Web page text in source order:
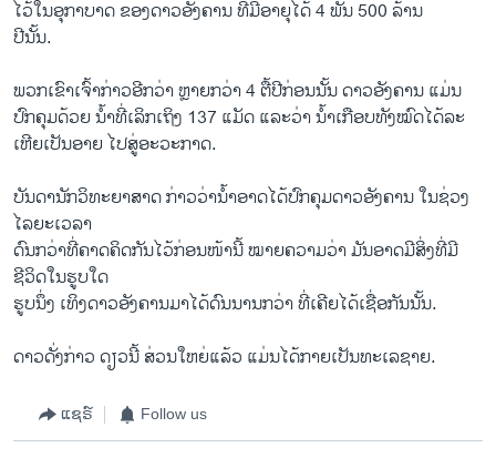
ໄວ້​ໃນອຸ​ກາ​ບາດ​ ຂອງ​ດາວ​ອັງຄານ ທີ່​ມີ​ອາຍຸ​ໄດ້ 4 ພັນ 500 ​ລ້ານ
ປີນັ້ນ.
ພວກ​ເຂົາ​ເຈົ້າກ່າວ​ອີກ​ວ່າ ຫຼາຍກວ່າ 4 ຕື້​ປີ​ກ່ອນ​ນັ້ນ ດາວ​ອັງຄານ ​ແມ່ນ​
ປົກ​ຄຸມ​ດ້ວຍ ນ້ຳທີ່​ເລິກ​ເຖິງ 137 ​ແມັດ ​ແລະ​ວ່າ ​ນ້ຳເກືອບ​ທັງໝົດ​ໄດ້ລະ
ເຫີຍເປັນ​ອາຍ ​ໄປສູ່​ອະ​ວະ​ກາດ.
ບັນດາ​ນັກວິທະຍາສາດ ກ່າວ​ວ່າ​ນ້ຳອາດໄດ້​ປົກ​ຄຸມ​ດາວ​ອັງຄານ ​ໃນ​ຊ່ວງ
ໄລຍະ​ເວລາ
ດົນກວ່າທີ່​ຄາດ​ຄິດກັນ​ໄວ້​ກ່ອນ​ໜ້າ​ນີ້ ໝາຍ​ຄວາມ​ວ່າ ມັນ​ອາດມີ​ສິ່ງ​ທີ່​ມີ​
ຊີວິດ​ໃນຮູບ​ໃດ​
ຮູບ​ນຶ່ງ ເທິງ​ດາວ​ອັງຄານມາ​ໄດ້​ດົນນານກວ່າ ທີ່ເຄີຍໄດ້​ເຊື່ອ​ກັນນັ້ນ.
ດາວ​ດັ່ງ​ກ່າວ ດຽວ​ນີ້ ສ່ວນ​ໃຫຍ່​ແລ້ວ ແມ່ນໄດ້ກາຍ​ເປັນ​ທະ​ເລ​ຊາຍ.
ແຊຣ໌ Follow us